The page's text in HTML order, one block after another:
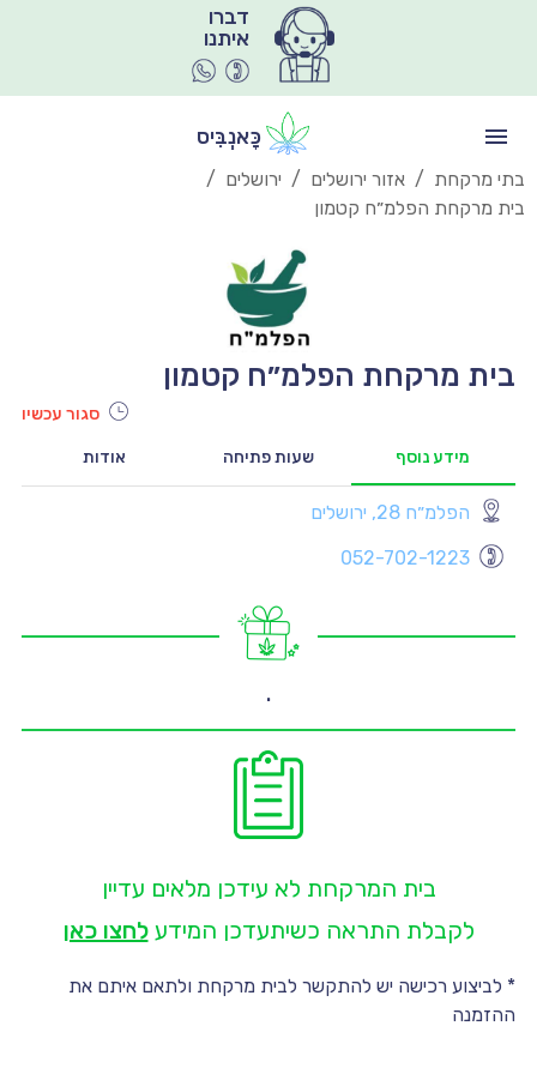
איתנו
כָּאנְבִּיס
בתי מרקחת / אזור ירושלים / ירושלים /
בית מרקחת הפלמ״ח קטמון
בית מרקחת הפלמ״ח קטמון
סגור עכשיו
מידע נוסף שעות פתיחה אודות
הפלמ״ח 28, ירושלים
052-702-1223
.
בית המרקחת לא עידכן מלאים עדיין
לקבלת התראה כשיתעדכן המידע לחצו כאן
* לביצוע רכישה יש להתקשר לבית מרקחת ולתאם איתם את
ההזמנה